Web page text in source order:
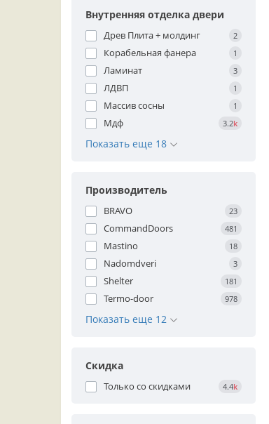
Внутренняя отделка двери
Древ Плита + молдинг 2
Корабельная фанера 1
Ламинат 3
ЛДВП 1
Массив сосны 1
Мдф 3.2k
Показать еще 18
Производитель
BRAVO 23
CommandDoors 481
Mastino 18
Nadomdveri 3
Shelter 181
Termo-door 978
Показать еще 12
Скидка
Только со cкидками 4.4k